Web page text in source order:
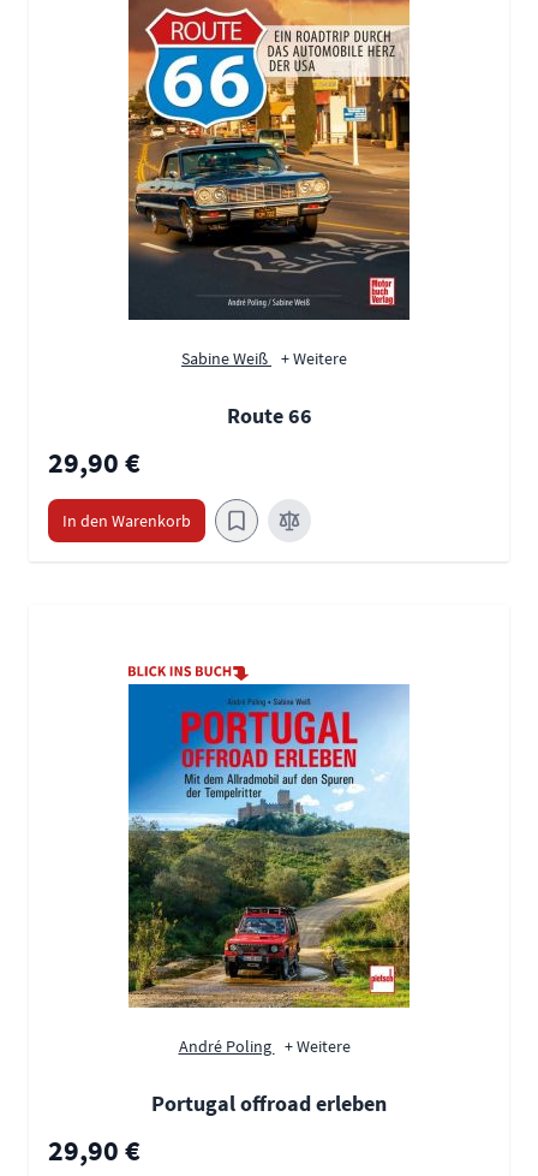
Sabine Weiß + Weitere
Route 66
29,90 €
In den Warenkorb
André Poling + Weitere
Portugal offroad erleben
29,90 €